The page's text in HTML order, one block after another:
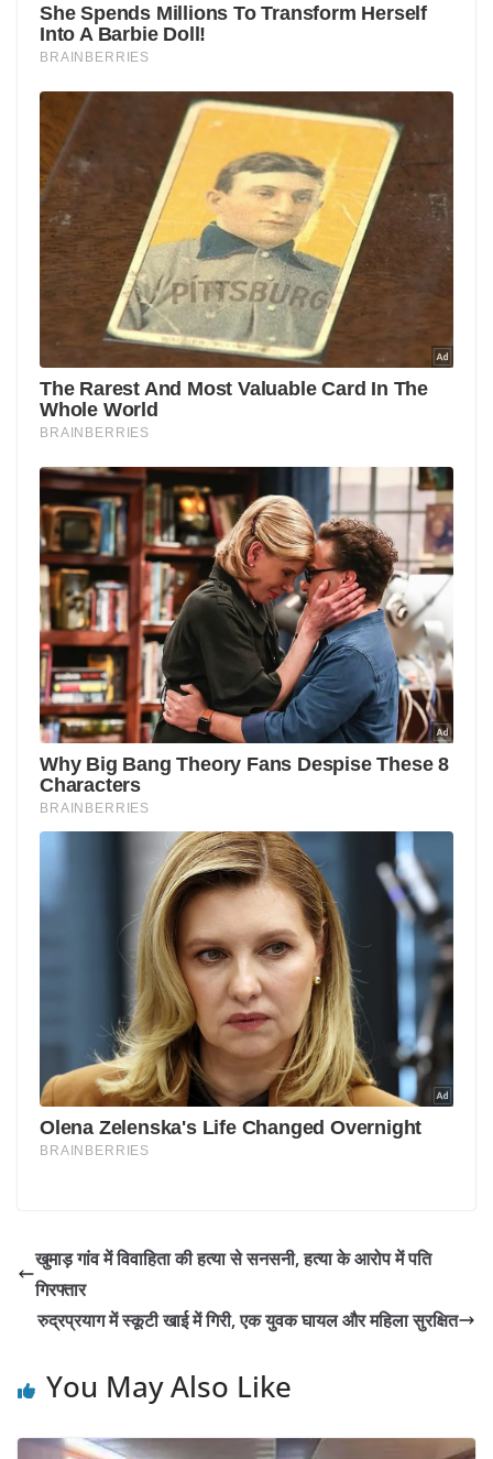
खुमाड़ गांव में विवाहिता की हत्या से सनसनी, हत्या के आरोप में पति
गिरफ्तार
रुद्रप्रयाग में स्कूटी खाई में गिरी, एक युवक घायल और महिला सुरक्षित
You May Also Like